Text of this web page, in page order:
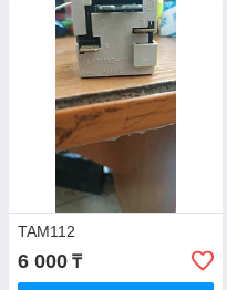
TAM112
6 000 ₸